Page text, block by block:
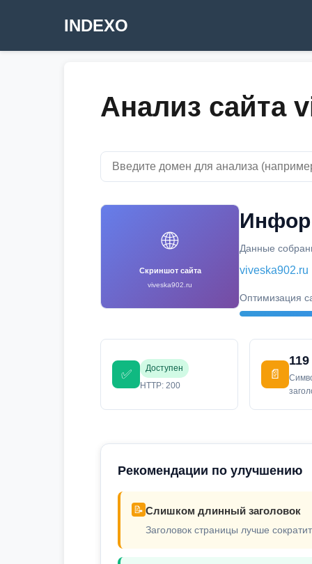
INDEXO
Анализ сайта
🌐
Скриншот сайта
viveska902.ru
Данные
viveska902.ru
Оптимизация
✅
Доступен
HTTP: 200
📄
119
Рекомендации по улучшению
📝 Слишком длинный заголовок
Заголовок страницы лучше